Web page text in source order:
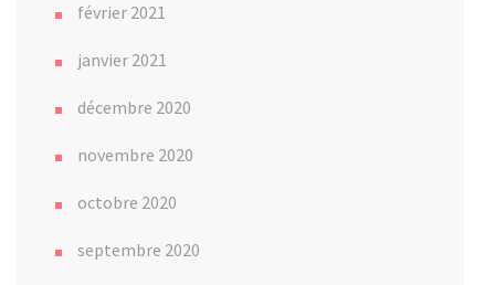
février 2021
janvier 2021
décembre 2020
novembre 2020
octobre 2020
septembre 2020